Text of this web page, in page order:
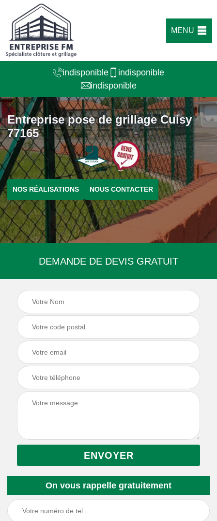
MENU
indisponible
indisponible
indisponible
Entreprise pose de grillage Cuisy
77165
NOS RÉALISATIONS NOUS CONTACTER
DEMANDE DE DEVIS GRATUIT
On vous rappelle gratuitement